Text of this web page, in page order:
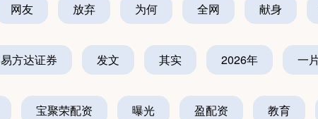
网友 放弃 为何 全网 献身
易方达证券 发文 其实 2026年 一
宝聚荣配资 曝光 盈配资 教育